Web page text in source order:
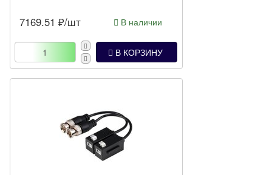
7169.51 ₽/шт В наличии
В КОРЗИНУ